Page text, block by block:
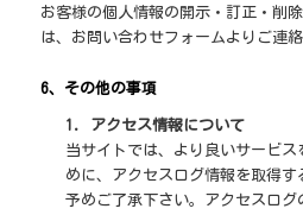
お客様の個人情報の開示・訂正・削
は、お問い合わせフォームよりご連絡
6、その他の事項
1. アクセス情報について
当サイトでは、より良いサービス
めに、アクセスログ情報を取得す
予めご了承下さい。アクセスログ